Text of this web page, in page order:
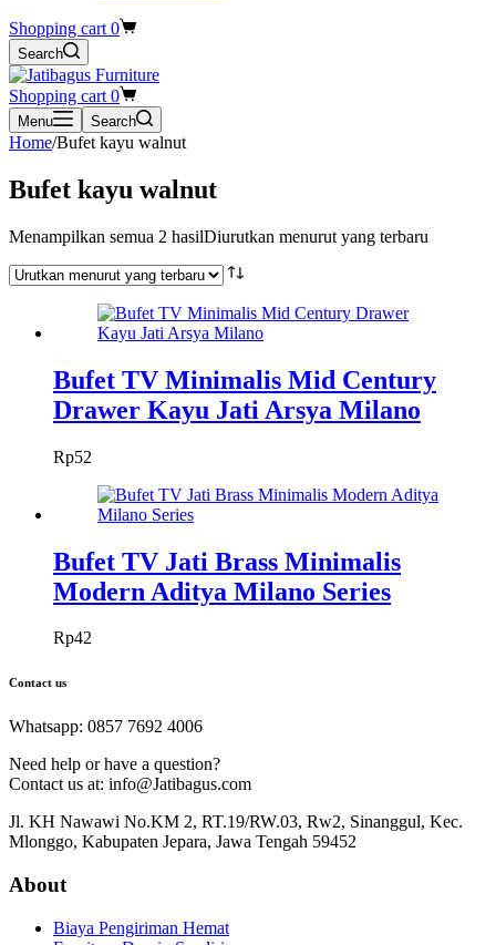
Shopping cart 0
Search
Shopping cart 0
Menu Search
Home/Bufet kayu walnut
Bufet kayu walnut
Menampilkan semua 2 hasilDiurutkan menurut yang terbaru
Bufet TV Minimalis Mid Century
Drawer Kayu Jati Arsya Milano
Rp52
Bufet TV Jati Brass Minimalis
Modern Aditya Milano Series
Rp42
Contact us
Whatsapp: 0857 7692 4006
Need help or have a question?
Contact us at: info@Jatibagus.com
Jl. KH Nawawi No.KM 2, RT.19/RW.03, Rw2, Sinanggul, Kec.
Mlonggo, Kabupaten Jepara, Jawa Tengah 59452
About
Biaya Pengiriman Hemat